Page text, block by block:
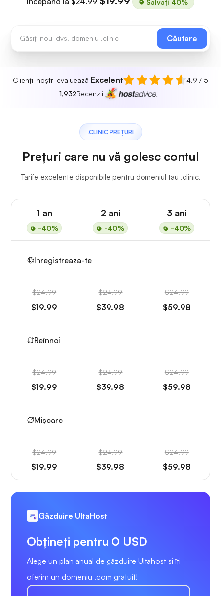
Salvați 40%
Căutare
Clienții noștri evaluează Excelent
4.9 / 5
1,932Recenzii
.CLINIC PREȚURI
Prețuri care nu vă golesc contul
Tarife excelente disponibile pentru domeniul tău .clinic.
1 an
-40%
2 ani
-40%
3 ani
-40%
Inregistreaza-te
$24.99
$19.99
$24.99
$39.98
$24.99
$59.98
Reînnoi
$24.99
$19.99
$24.99
$39.98
$24.99
$59.98
Mișcare
$24.99
$19.99
$24.99
$39.98
$24.99
$59.98
Găzduire UltaHost
Obțineți pentru 0 USD
Alege un plan anual de găzduire Ultahost și îți
oferim un domeniu .com gratuit!